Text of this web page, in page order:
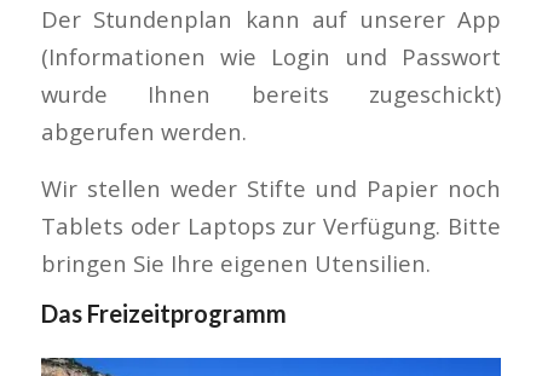
Der Stundenplan kann auf unserer App
(Informationen wie Login und Passwort
wurde Ihnen bereits zugeschickt)
abgerufen werden.
Wir stellen weder Stifte und Papier noch
Tablets oder Laptops zur Verfügung. Bitte
bringen Sie Ihre eigenen Utensilien.
Das Freizeitprogramm